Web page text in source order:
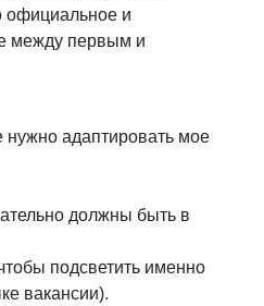
официальное и
между первым и
нужно адаптировать мое
должны быть в
подсветить именно
вакансии).